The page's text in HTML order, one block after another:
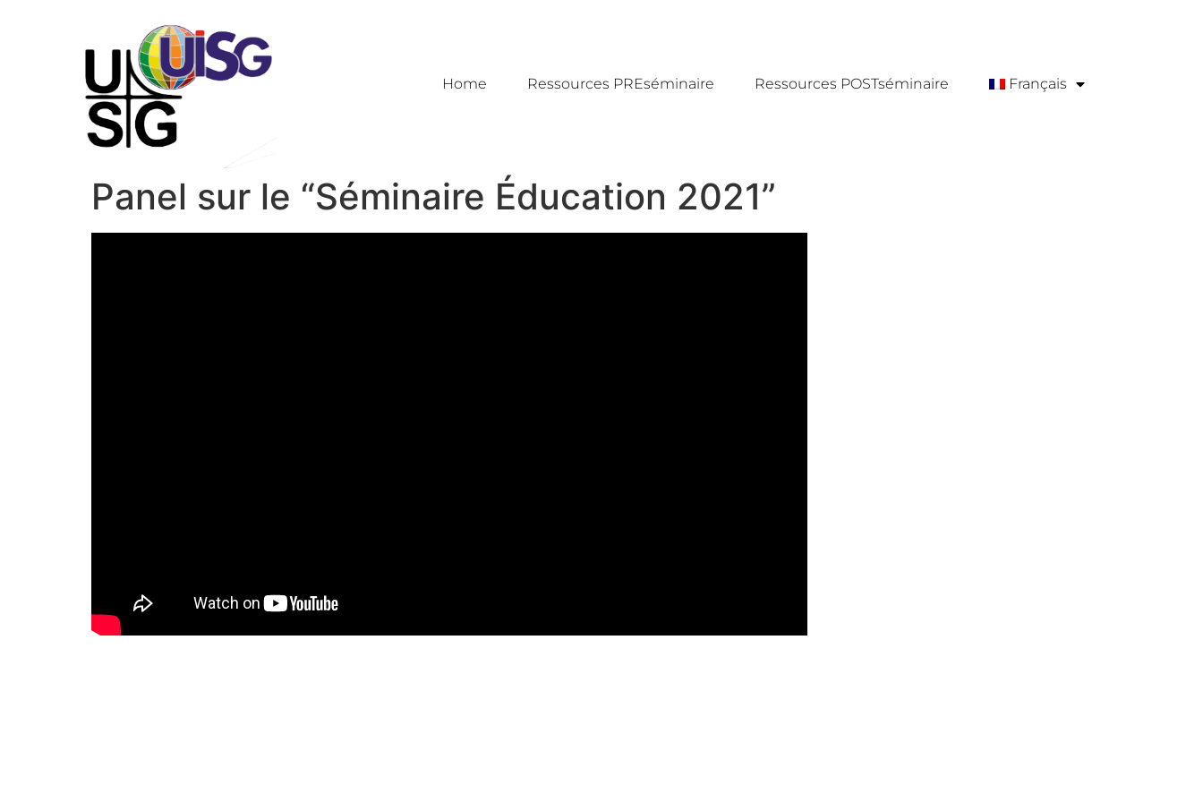
Home Ressources PREséminaire Ressources POSTséminaire Français
Panel sur le “Séminaire Éducation 2021”